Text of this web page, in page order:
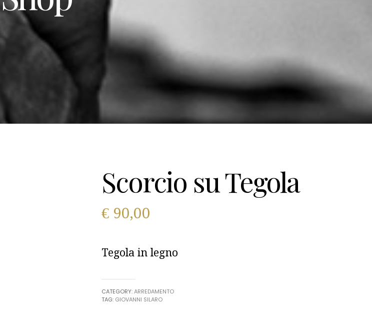
Scorcio su Tegola
€ 90,00
Tegola in legno
CATEGORY:ARREDAMENTO
TAG: GIOVANNI SILARO